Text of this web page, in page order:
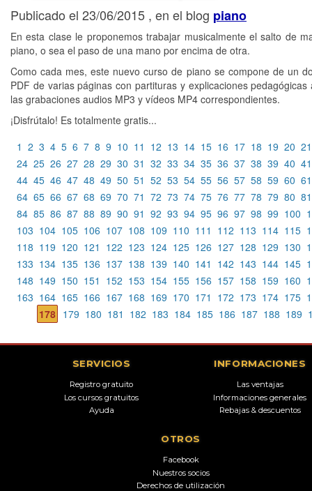
Publicado el 23/06/2015 , en el blog piano
En esta clase le proponemos trabajar musicalmente el salto de
piano, o sea el paso de una mano por encima de otra.
Como cada mes, este nuevo curso de piano se compone de un
PDF de varias páginas con partituras y explicaciones pedagógicas
las grabaciones audios MP3 y vídeos MP4 correspondientes.
¡Disfrútalo! Es totalmente gratis...
1 2 3 4 5 6 7 8 9 10 11 12 13 14 15 16 17 18 19 20 21
24 25 26 27 28 29 30 31 32 33 34 35 36 37 38 39 40 41
44 45 46 47 48 49 50 51 52 53 54 55 56 57 58 59 60 61
64 65 66 67 68 69 70 71 72 73 74 75 76 77 78 79 80 81
84 85 86 87 88 89 90 91 92 93 94 95 96 97 98 99 100
103 104 105 106 107 108 109 110 111 112 113 114 115
118 119 120 121 122 123 124 125 126 127 128 129 130
133 134 135 136 137 138 139 140 141 142 143 144 145
148 149 150 151 152 153 154 155 156 157 158 159 160
163 164 165 166 167 168 169 170 171 172 173 174 175
178 179 180 181 182 183 184 185 186 187 188 189
SERVICIOS
Registro gratuito
Los cursos gratuitos
Ayuda
INFORMACIONES
Las ventajas
Informaciones generales
Rebajas & descuentos
OTROS
Facebook
Nuestros socios
Derechos de utilización